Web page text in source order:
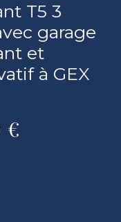
T5 3
garage
et
à GEX
€